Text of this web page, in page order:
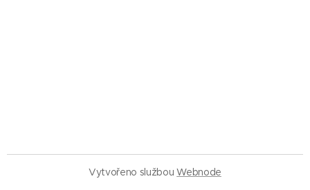
Vytvořeno službouWebnode